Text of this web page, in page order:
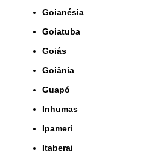
Goianésia
Goiatuba
Goiás
Goiânia
Guapó
Inhumas
Ipameri
Itaberai